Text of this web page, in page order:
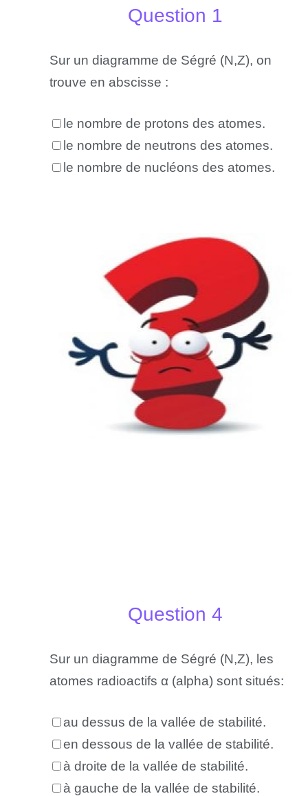
Question 1
Sur un diagramme de Ségré (N,Z), on
trouve en abscisse :
le nombre de protons des atomes.
le nombre de neutrons des atomes.
le nombre de nucléons des atomes.
Question 4
Sur un diagramme de Ségré (N,Z), les
atomes radioactifs α (alpha) sont situés:
au dessus de la vallée de stabilité.
en dessous de la vallée de stabilité.
à droite de la vallée de stabilité.
à gauche de la vallée de stabilité.